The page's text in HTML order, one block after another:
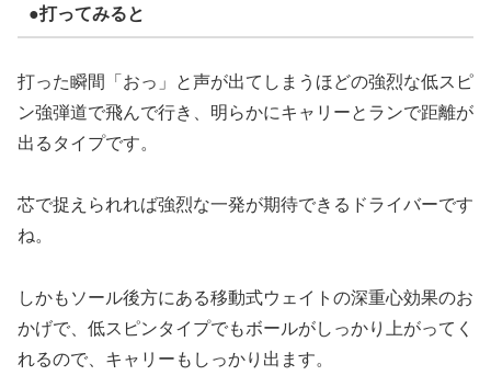
●打ってみると
打った瞬間「おっ」と声が出てしまうほどの強烈な低スピ
ン強弾道で飛んで行き、明らかにキャリーとランで距離が
出るタイプです。
芯で捉えられれば強烈な一発が期待できるドライバーです
ね。
しかもソール後方にある移動式ウェイトの深重心効果のお
かげで、低スピンタイプでもボールがしっかり上がってく
れるので、キャリーもしっかり出ます。